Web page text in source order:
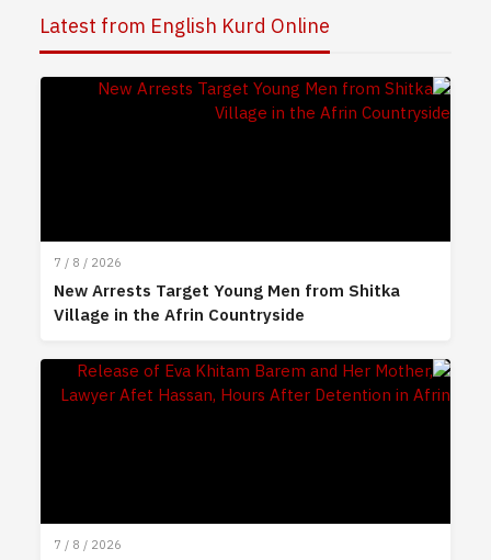
Latest from English Kurd Online
7 / 8 / 2026
New Arrests Target Young Men from Shitka
Village in the Afrin Countryside
7 / 8 / 2026